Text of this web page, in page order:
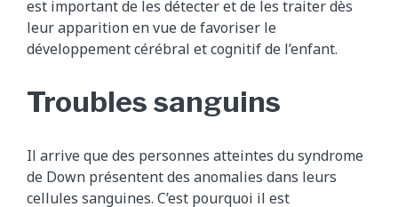
est important de les détecter et de les traiter dès
leur apparition en vue de favoriser le
développement cérébral et cognitif de l’enfant.
Troubles sanguins
Il arrive que des personnes atteintes du syndrome
de Down présentent des anomalies dans leurs
cellules sanguines. C’est pourquoi il est